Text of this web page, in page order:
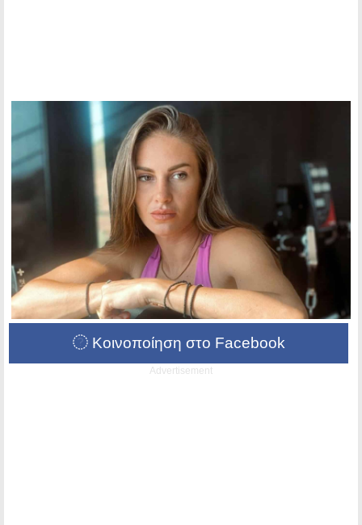
Κοινοποίηση στο Facebook
Advertisement